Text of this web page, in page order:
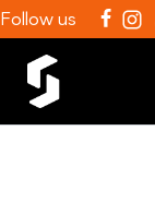
Follow us